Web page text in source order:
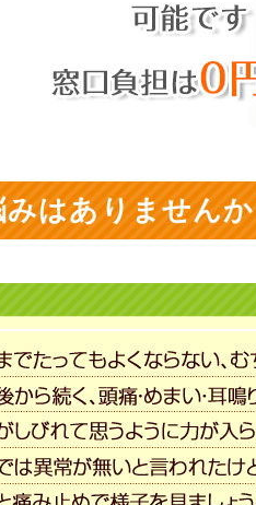
はありません